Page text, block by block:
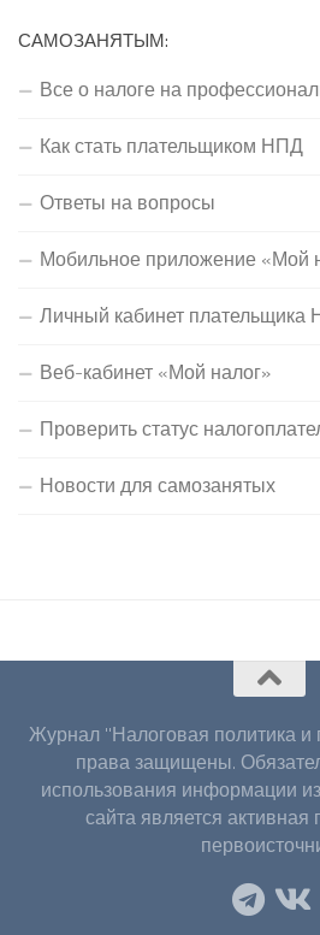
САМОЗАНЯТЫМ:
Все о налоге на
Как стать плательщиком НПД
Ответы на вопросы
Мобильное приложение «Мой
Личный кабинет плательщика
Веб-кабинет «Мой налог»
Проверить статус
Новости для самозанятых
Журнал "Налоговая политика и
права защищены.
использования информации
сайта является активная